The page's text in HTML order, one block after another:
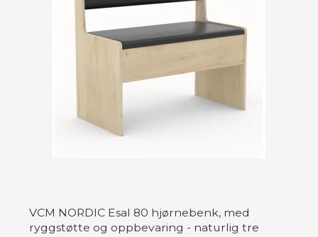
VCM NORDIC Esal 80 hjørnebenk, med
ryggstøtte og oppbevaring - naturlig tre